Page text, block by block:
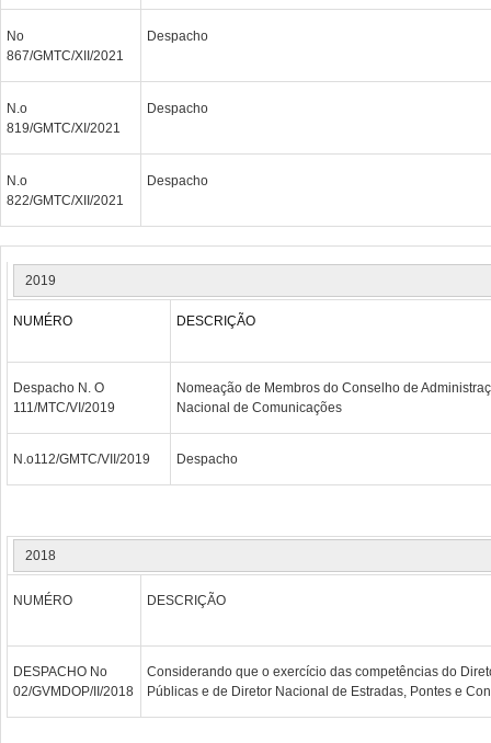
No
867/GMTC/XII/2021
Despacho
N.o
819/GMTC/XI/2021
Despacho
N.o
822/GMTC/XII/2021
Despacho
2019
NUMÉRO DESCRIÇÃO
Despacho N. O
111/MTC/VI/2019
Nomeação de Membros do Conselho de
Nacional de Comunicações
N.o112/GMTC/VII/2019 Despacho
2018
NUMÉRO DESCRIÇÃO
DESPACHO No
02/GVMDOP/II/2018
Considerando que o exercício das competências do
Públicas e de Diretor Nacional de Estradas, Pontes e